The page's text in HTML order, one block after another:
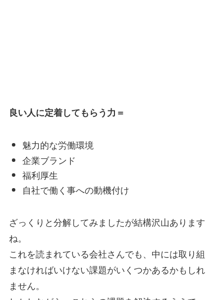
良い人に定着してもらう力＝
魅力的な労働環境
企業ブランド
福利厚生
自社で働く事への動機付け
ざっくりと分解してみましたが結構沢山あります
ね。
これを読まれている会社さんでも、中には取り組
まなければいけない課題がいくつかあるかもしれ
ません。